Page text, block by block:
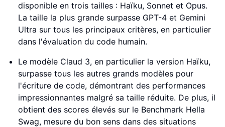
disponible en trois tailles : Haïku, Sonnet et Opus.
La taille la plus grande surpasse GPT-4 et Gemini
Ultra sur tous les principaux critères, en particulier
dans l'évaluation du code humain.
Le modèle Claud 3, en particulier la version Haïku,
surpasse tous les autres grands modèles pour
l'écriture de code, démontrant des performances
impressionnantes malgré sa taille réduite. De plus, il
obtient des scores élevés sur le Benchmark Hella
Swag, mesure du bon sens dans des situations